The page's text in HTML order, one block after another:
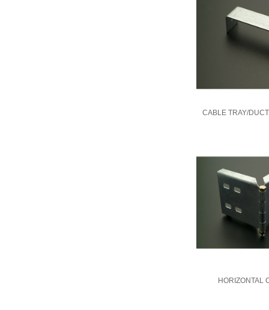
CABLE TRAY/
HORIZONTAL